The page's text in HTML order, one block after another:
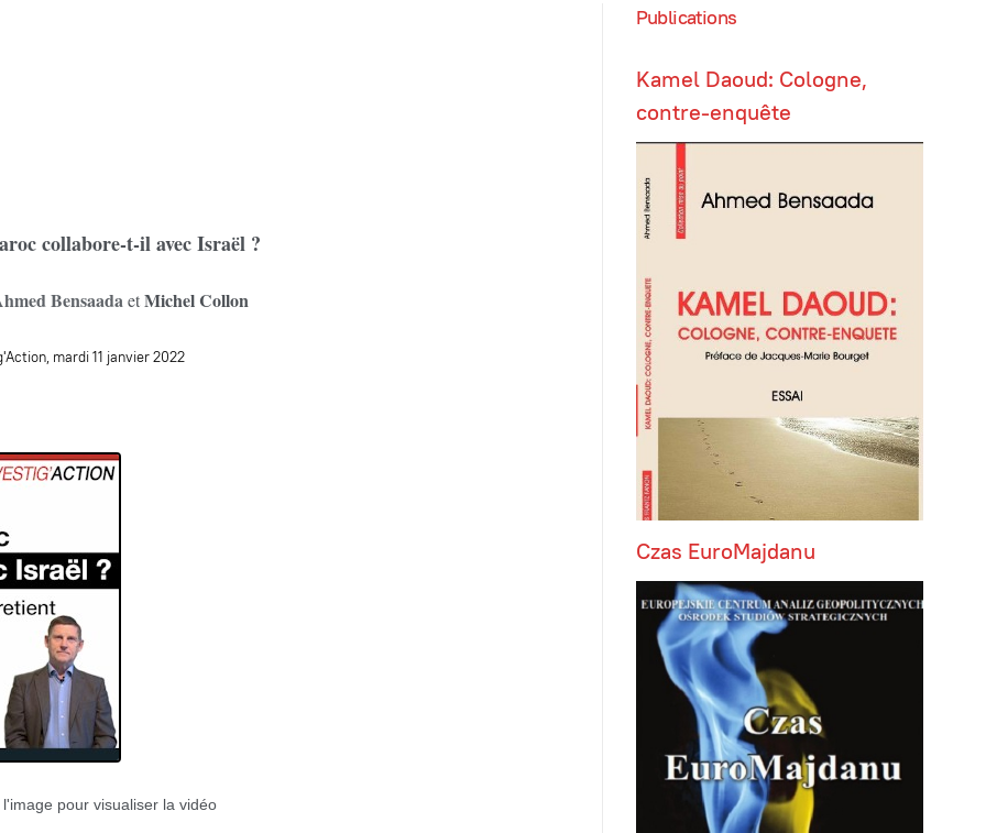
collabore-t-il avec Israël ?
BensaadaetMichel Collon
mardi 11 janvier 2022
pour visualiser la vidéo
Publications
Kamel Daoud: Cologne,
contre-enquête
Czas EuroMajdanu